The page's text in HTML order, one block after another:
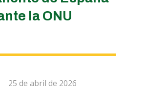
la ONU
25 de abril de 2026